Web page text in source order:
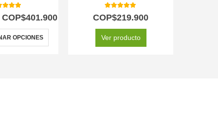
COP$401.900
OPCIONES
COP$219.900
Ver producto